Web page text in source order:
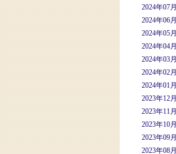
2024年07月
2024年06月
2024年05月
2024年04月
2024年03月
2024年02月
2024年01月
2023年12月
2023年11月
2023年10月
2023年09月
2023年08月